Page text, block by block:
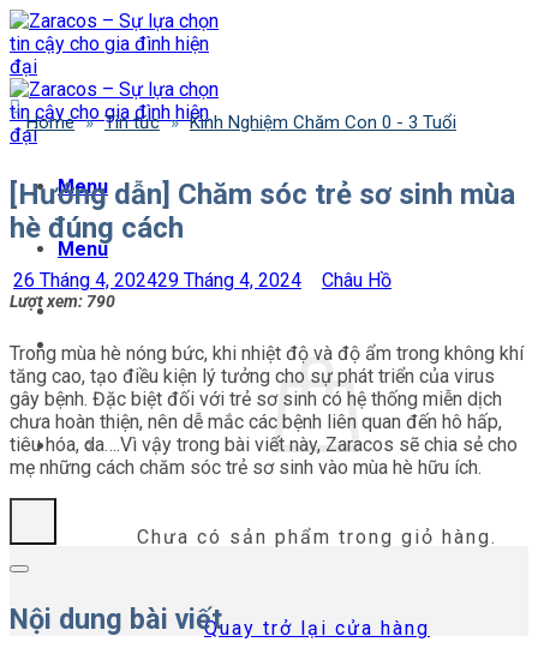
Bỏ
qua
nội
dung
Menu
Menu
Chưa có sản phẩm trong giỏ hàng.
Quay trở lại cửa hàng
Home » Tin tức » Kinh Nghiệm Chăm Con 0 - 3 Tuổi
[Hướng dẫn] Chăm sóc trẻ sơ sinh mùa
hè đúng cách
26 Tháng 4, 202429 Tháng 4, 2024 Châu Hồ
Lượt xem: 790
Trong mùa hè nóng bức, khi nhiệt độ và độ ẩm trong không khí
tăng cao, tạo điều kiện lý tưởng cho sự phát triển của virus
gây bệnh. Đặc biệt đối với trẻ sơ sinh có hệ thống miễn dịch
chưa hoàn thiện, nên dễ mắc các bệnh liên quan đến hô hấp,
tiêu hóa, da….Vì vậy trong bài viết này, Zaracos sẽ chia sẻ cho
mẹ những cách chăm sóc trẻ sơ sinh vào mùa hè hữu ích.
Nội dung bài viết